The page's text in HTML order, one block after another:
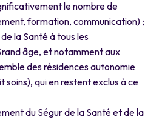
le nombre de
formation, communication) ;
la Santé à tous les
âge, et notamment aux
des résidences autonomie
qui en restent exclus à ce
du Ségur de la Santé et de la